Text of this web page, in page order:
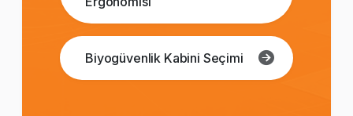
Biyogüvenlik Kabini Seçimi